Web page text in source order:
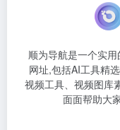
顺为导航是一个实
网址,包括AI工具精
视频工具、视频图库
面面帮助大